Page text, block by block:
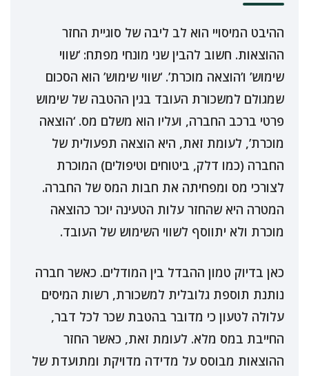
ההיבט המיסויי הוא לב ליבה של סוגיית החזר
ההוצאות. חשוב להבין שני מונחי מפתח: ‘שווי
שימוש’ ו’הוצאה מוכרת’. ‘שווי שימוש’ הוא הסכום
שמגולם למשכורת העובד בגין ההטבה של שימוש
פרטי ברכב החברה, ועליו הוא משלם מס. ‘הוצאה
מוכרת’, לעומת זאת, היא הוצאה תפעולית של
החברה (כמו דלק, ביטוחים וטיפולים) המוכרת
לצורכי מס ומפחיתה את חבות המס של החברה.
המטרה היא שהחזר עלות הטעינה יוכר כהוצאה
מוכרת ולא יתווסף לשווי השימוש של העובד.
כאן בדיוק טמון ההבדל בין המודלים. כאשר חברה
נותנת תוספת גלובלית למשכורת, רשות המיסים
עלולה לטעון כי מדובר בהטבת שכר לכל דבר,
החייבת במס מלא. לעומת זאת, כאשר החזר
ההוצאות מבוסס על מדידה מדויקת ומתועדת של